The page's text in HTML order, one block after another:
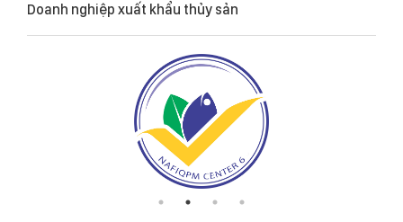
Doanh nghiệp xuất khẩu thủy sản